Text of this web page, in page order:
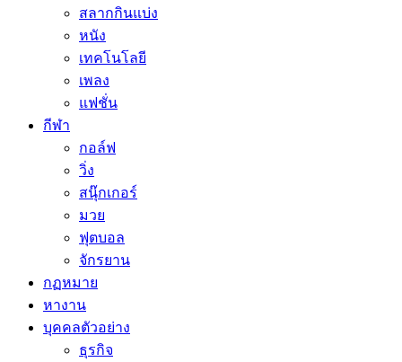
สลากกินแบ่ง
หนัง
เทคโนโลยี
เพลง
แฟชั่น
กีฬา
กอล์ฟ
วิ่ง
สนุ๊กเกอร์
มวย
ฟุตบอล
จักรยาน
กฏหมาย
หางาน
บุคคลตัวอย่าง
ธุรกิจ